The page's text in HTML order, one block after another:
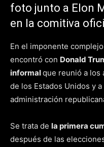
foto junto a Elon
en la comitiva
En el imponente
encontró con Donald
informalque reunió a los
de los Estados Unidos y a
administración
Se trata de la primera
después de las